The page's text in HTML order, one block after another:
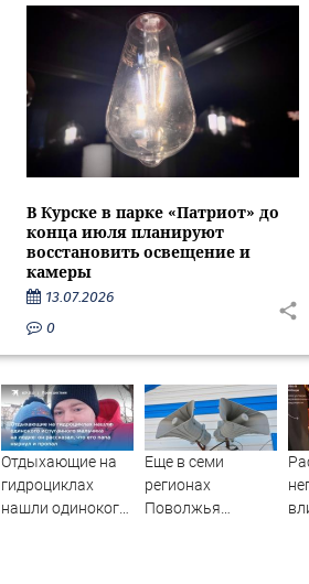
В Курске в парке «Патриот» до
конца июля планируют
восстановить освещение и
камеры
13.07.2026
0
Отдыхающие на
гидроциклах
нашли одинокого
Еще в семи
регионах
Поволжья